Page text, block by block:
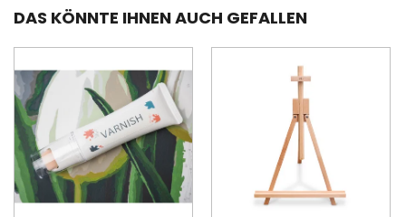
DAS KÖNNTE IHNEN AUCH GEFALLEN